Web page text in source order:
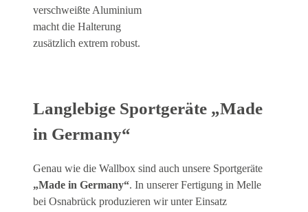
verschweißte Aluminium
macht die Halterung
zusätzlich extrem robust.
Langlebige Sportgeräte „Made
in Germany“
Genau wie die Wallbox sind auch unsere Sportgeräte
„Made in Germany“. In unserer Fertigung in Melle
bei Osnabrück produzieren wir unter Einsatz